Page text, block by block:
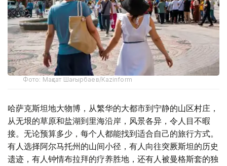
Фото: Мақсат Шағырбаев/Kazinform
哈萨克斯坦地大物博，从繁华的大都市到宁静的山区村庄，
从无垠的草原和盐湖到里海沿岸，风景各异，令人目不暇
接。无论预算多少，每个人都能找到适合自己的旅行方式。
有人选择阿尔马托州的山间小径，有人向往突厥斯坦的历史
遗迹，有人钟情布拉拜的疗养胜地，还有人被曼格斯套的独